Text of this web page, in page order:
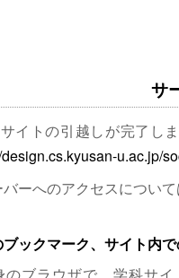
サ
イトの引越しが完了し
u.ac.jp/
ーへのアクセスについ
ックマーク、サイト内
のブラウザで、学科サ